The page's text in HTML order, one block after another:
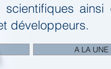
scientifiques
développeurs.
A LA UNE